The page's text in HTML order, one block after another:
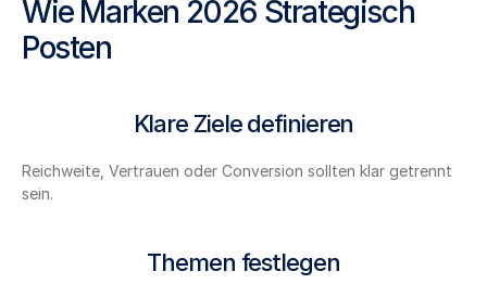
Wie Marken 2026 Strategisch
Posten
Klare Ziele definieren
Reichweite, Vertrauen oder Conversion sollten klar getrennt
sein.
Themen festlegen